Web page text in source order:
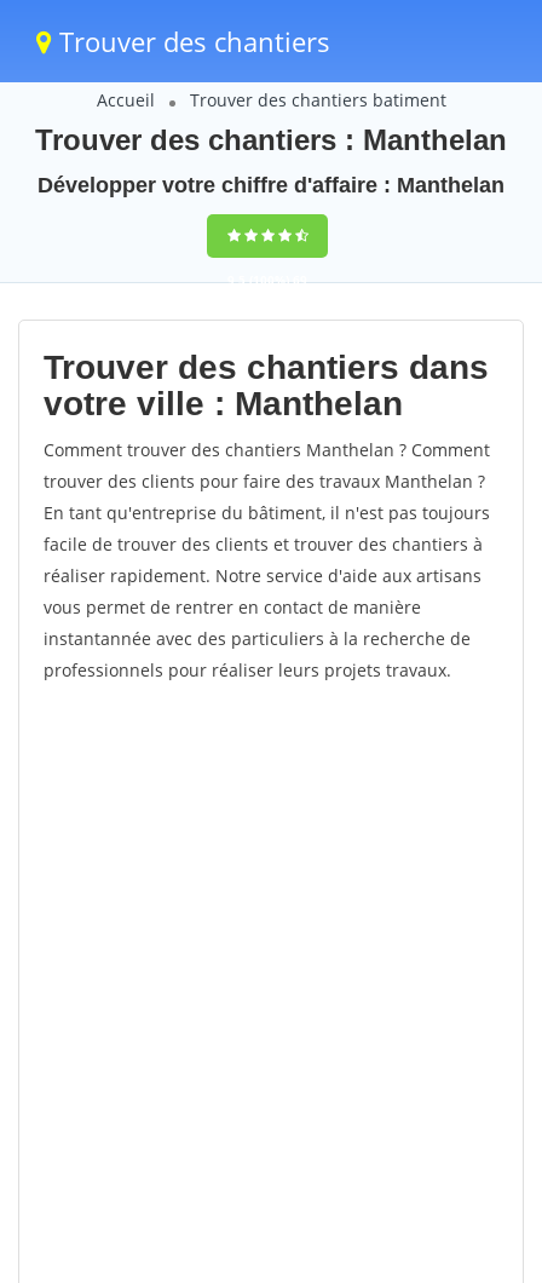
Trouver des chantiers
Accueil Trouver des chantiers batiment
Trouver des chantiers : Manthelan
Développer votre chiffre d'affaire : Manthelan
9,5(100%)69
votes
Trouver des chantiers dans
votre ville : Manthelan
Comment trouver des chantiers Manthelan ? Comment
trouver des clients pour faire des travaux Manthelan ?
En tant qu'entreprise du bâtiment, il n'est pas toujours
facile de trouver des clients et trouver des chantiers à
réaliser rapidement. Notre service d'aide aux artisans
vous permet de rentrer en contact de manière
instantannée avec des particuliers à la recherche de
professionnels pour réaliser leurs projets travaux.